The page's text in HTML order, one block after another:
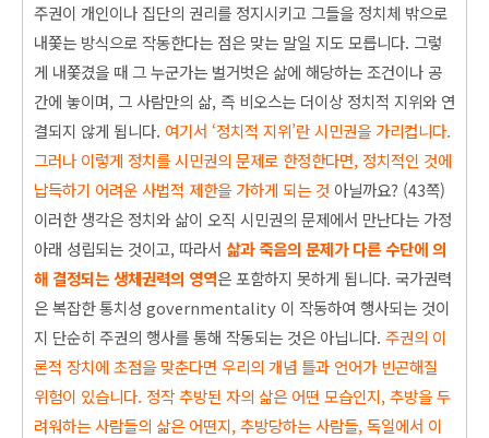
주권이 개인이나 집단의 권리를 정지시키고 그들을 정치체 밖으로
내쫓는 방식으로 작동한다는 점은 맞는 말일 지도 모릅니다. 그렇
게 내쫓겼을 때 그 누군가는 벌거벗은 삶에 해당하는 조건이나 공
간에 놓이며, 그 사람만의 삶, 즉 비오스는 더이상 정치적 지위와 연
결되지 않게 됩니다. 여기서 ‘정치적 지위’란 시민권을 가리컵니다.
그러나 이렇게 정치를 시민권의 문제로 한정한다면, 정치적인 것에
납득하기 어려운 사법적 제한을 가하게 되는 것 아닐까요? (43쪽)
이러한 생각은 정치와 삶이 오직 시민권의 문제에서 만난다는 가정
아래 성립되는 것이고, 따라서 삶과 죽음의 문제가 다른 수단에 의
해 결정되는 생체권력의 영역은 포함하지 못하게 됩니다. 국가권력
은 복잡한 통치성 governmentality 이 작동하여 행사되는 것이
지 단순히 주권의 행사를 통해 작동되는 것은 아닙니다. 주권의 이
론적 장치에 초점을 맞춘다면 우리의 개념 틀과 언어가 빈곤해질
위험이 있습니다. 정작 추방된 자의 삶은 어떤 모습인지, 추방을 두
려워하는 사람들의 삶은 어떤지, 추방당하는 사람들, 독일에서 이